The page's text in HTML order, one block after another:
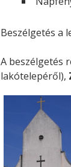
Beszélgetés a
A beszélgetés
lakótelepéről),